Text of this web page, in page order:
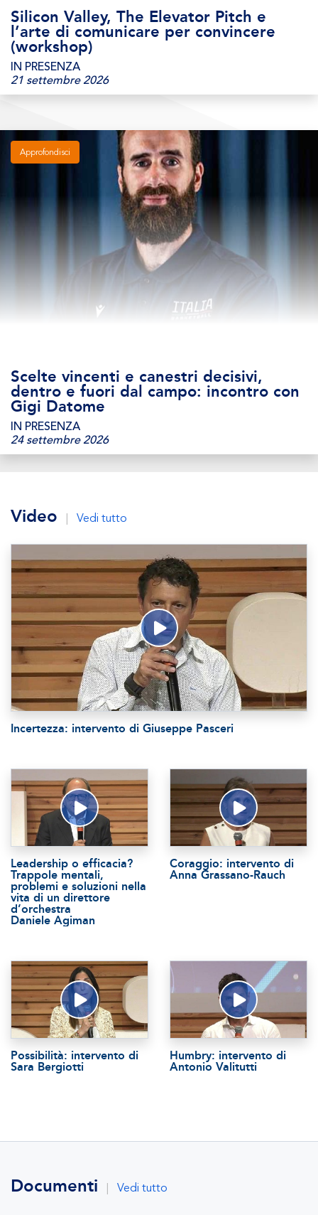
Silicon Valley, The Elevator Pitch e
l’arte di comunicare per convincere
(workshop)
IN PRESENZA
21 settembre 2026
Scelte vincenti e canestri decisivi,
dentro e fuori dal campo: incontro con
Gigi Datome
IN PRESENZA
24 settembre 2026
Approfondisci
Video Vedi tutto
Incertezza: intervento di Giuseppe Pasceri
Leadership o efficacia?
Trappole mentali,
problemi e soluzioni nella
vita di un direttore
d’orchestra
Daniele Agiman
Coraggio: intervento di
Anna Grassano-Rauch
Possibilità: intervento di
Sara Bergiotti
Humbry: intervento di
Antonio Valitutti
Documenti Vedi tutto